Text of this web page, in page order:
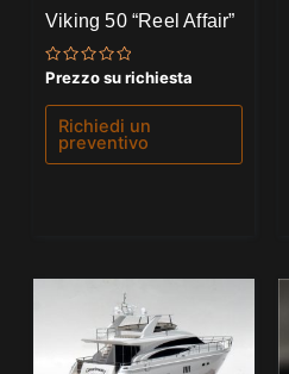
Viking 50 “Reel Affair”
Valutato
su
Prezzo su richiesta
Richiedi un
preventivo